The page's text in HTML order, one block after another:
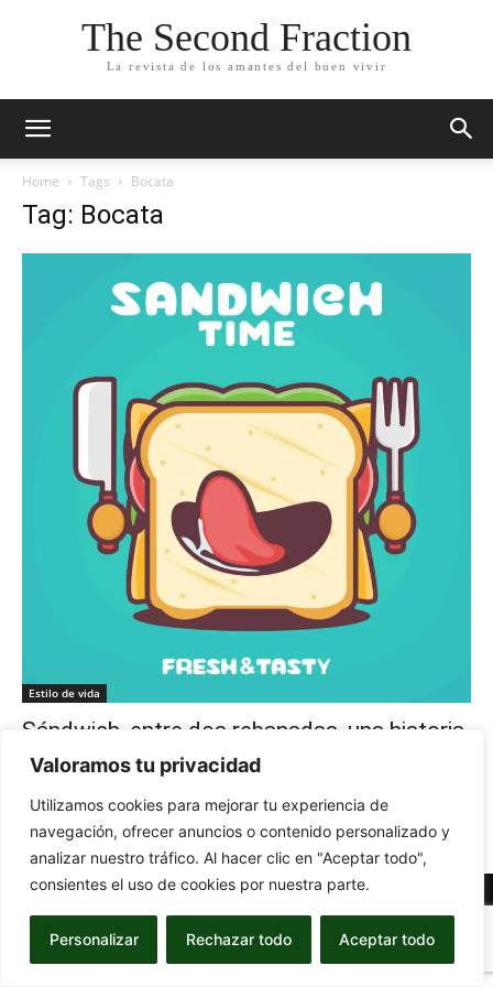
Valoramos tu privacidad
Utilizamos cookies para mejorar tu experiencia de
navegación, ofrecer anuncios o contenido personalizado y
analizar nuestro tráfico. Al hacer clic en "Aceptar todo",
consientes el uso de cookies por nuestra parte.
Personalizar Rechazar todo Aceptar todo
The Second Fraction
La revista de los amantes del buen vivir
Home Tags Bocata
Tag: Bocata
Estilo de vida
Sándwich, entre dos rebanadas, una historia
y sus recetas